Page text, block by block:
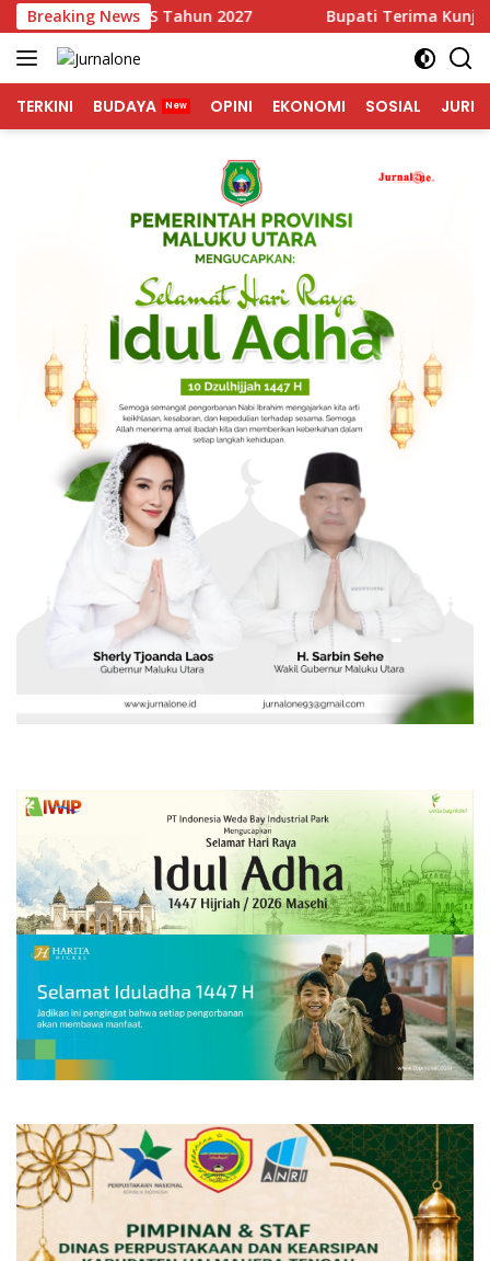
Langsung
ke
konten
Breaking News
PPAS Tahun 2027 Bupati Terima Kunjunga Duta
TERKINI BUDAYA OPINI EKONOMI SOSIAL